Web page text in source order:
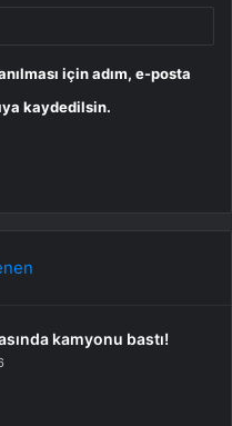
için adım, e-posta
kaydedilsin.
kamyonu bastı!